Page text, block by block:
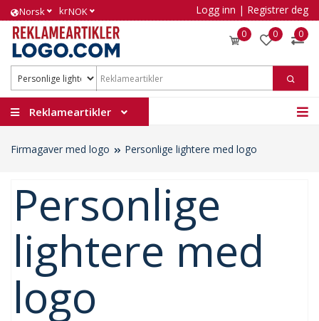
Norsk krNOK Logg inn | Registrer deg
0 0 0
Reklameartikler
Firmagaver med logo Personlige lightere med logo
Personlige
lightere med
logo